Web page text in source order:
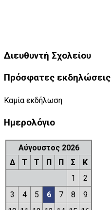
Διευθυντή Σχολείου
Πρόσφατες εκδηλώσεις
Καμία εκδήλωση
Ημερολόγιο
Αύγουστος 2026
Δ
Τ Τ Π Π Σ
Κ
1
2
3
4 5 6 7 8
9